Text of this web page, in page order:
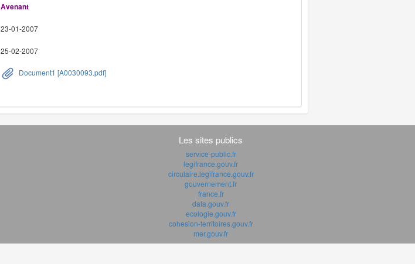
Avenant
23-01-2007
25-02-2007
Document1 [A0030093.pdf]
Les sites publics
service-public.fr
legifrance.gouv.fr
circulaire.legifrance.gouv.fr
gouvernement.fr
france.fr
data.gouv.fr
ecologie.gouv.fr
cohesion-territoires.gouv.fr
mer.gouv.fr